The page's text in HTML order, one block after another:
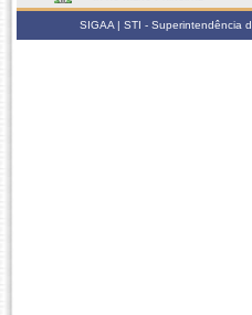
SIGAA | STI - Superintendência